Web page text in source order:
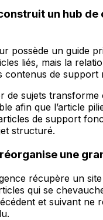
un hub
possède un guide
liés, mais la
contenus de support
de sujets transforme
afin que l’article
de support
structuré.
une
récupère un
qui se
et suivant ne